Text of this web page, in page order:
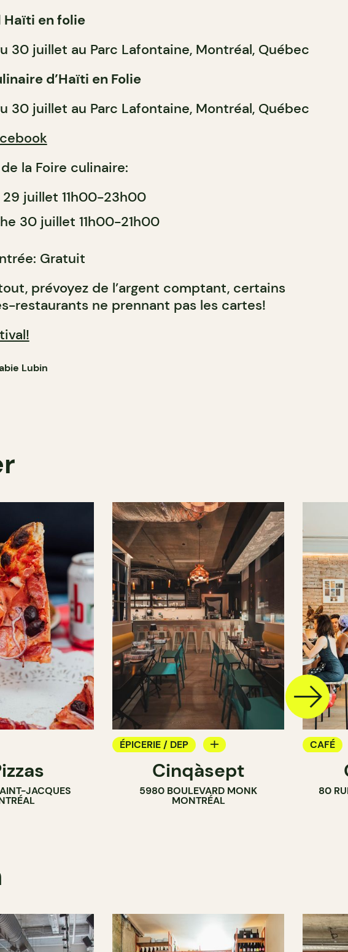
Haïti en folie
30 juillet au Parc Lafontaine, Montréal, Québec
d’Haïti en Folie
30 juillet au Parc Lafontaine, Montréal, Québec
la Foire culinaire:
29 juillet 11h00-23h00
30 juillet 11h00-21h00
Gratuit
prévoyez de l’argent comptant, certains
restaurants ne prennant pas les cartes!
Lubin
JACQUES
ÉPICERIE / DEP
COMPTOIR
CAVISTE
Cinqàsept
5980 BOULEVARD MONK
MONTRÉAL
CAFÉ
80